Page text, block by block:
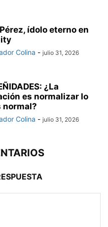
ídolo eterno en
Colina - julio 31, 2026
¿La
es normalizar lo
normal?
Colina - julio 31, 2026